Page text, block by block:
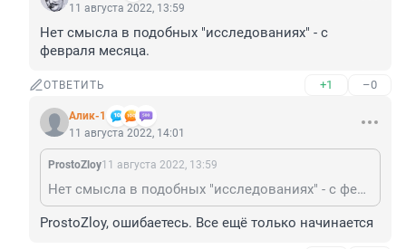
11 августа 2022, 13:59
Нет смысла в подобных "исследованиях" - с
февраля месяца.
ОТВЕТИТЬ +1 –0
Алик-1
11 августа 2022, 14:01
ProstoZloy11 августа 2022, 13:59
Нет смысла в подобных "исследованиях" - с февраля месяца.
ProstoZloy, ошибаетесь. Все ещё только начинается